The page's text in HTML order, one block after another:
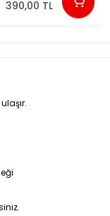
390,00 TL